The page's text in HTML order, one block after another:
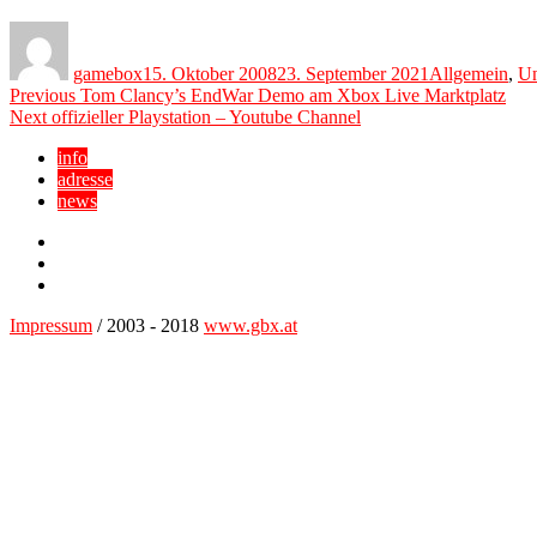
gamebox15. Oktober 200823. September 2021 Allgemein,
Beitragsnavigation
Previous Previous
post:
Tom Clancy’s EndWar Demo am Xbox Live Marktplatz
Next Next
offizieller Playstation – Youtube Channel
info
adresse
news
Impressum / 2003 - 2018 www.gbx.at